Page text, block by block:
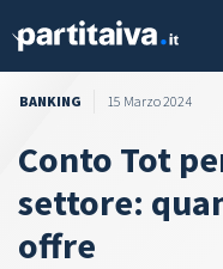
BANKING 15 Marzo 2024
Conto Tot
settore:
offre